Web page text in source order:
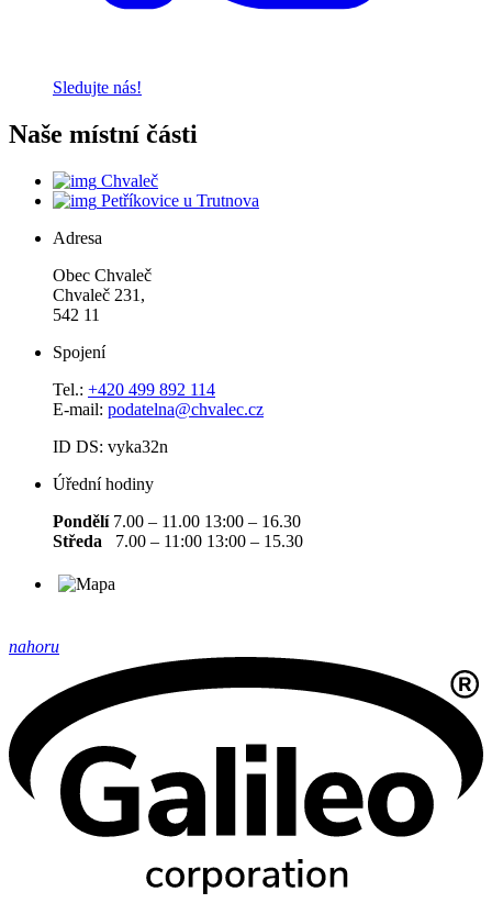
Sledujte nás!
Naše místní části
Chvaleč
Petříkovice u Trutnova
Adresa
Obec Chvaleč
Chvaleč 231,
542 11
Spojení
Tel.: +420 499 892 114
E-mail: podatelna@chvalec.cz
ID DS: vyka32n
Úřední hodiny
Pondělí 7.00 – 11.00 13:00 – 16.30
Středa 7.00 – 11:00 13:00 – 15.30
nahoru